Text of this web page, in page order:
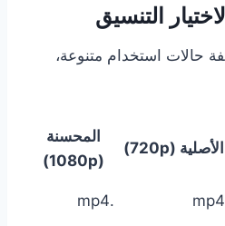
التنسيق
حالات استخدام متنوعة،
الأصلية (720p)
المحسنة
(1080p)
.mp4